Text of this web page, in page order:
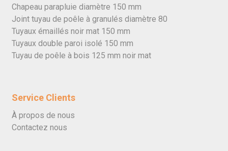
Chapeau parapluie diamètre 150 mm
Joint tuyau de poêle à granulés diamètre 80
Tuyaux émaillés noir mat 150 mm
Tuyaux double paroi isolé 150 mm
Tuyau de poêle à bois 125 mm noir mat
Service Clients
À propos de nous
Contactez nous